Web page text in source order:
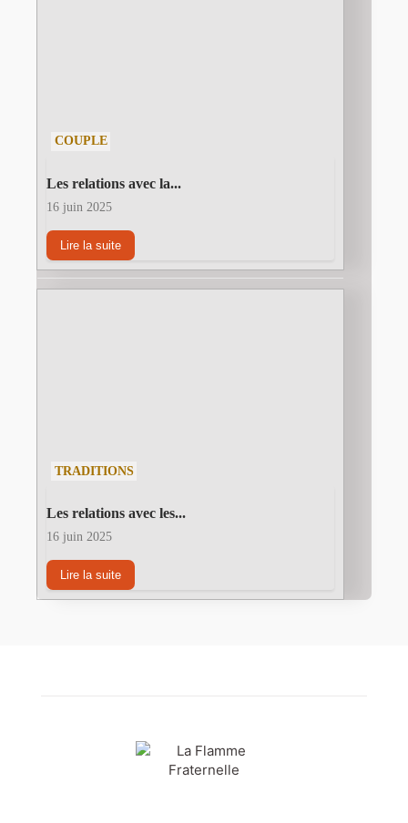
COUPLE
Les relations avec la...
16 juin 2025
Lire la suite
TRADITIONS
Les relations avec les...
16 juin 2025
Lire la suite